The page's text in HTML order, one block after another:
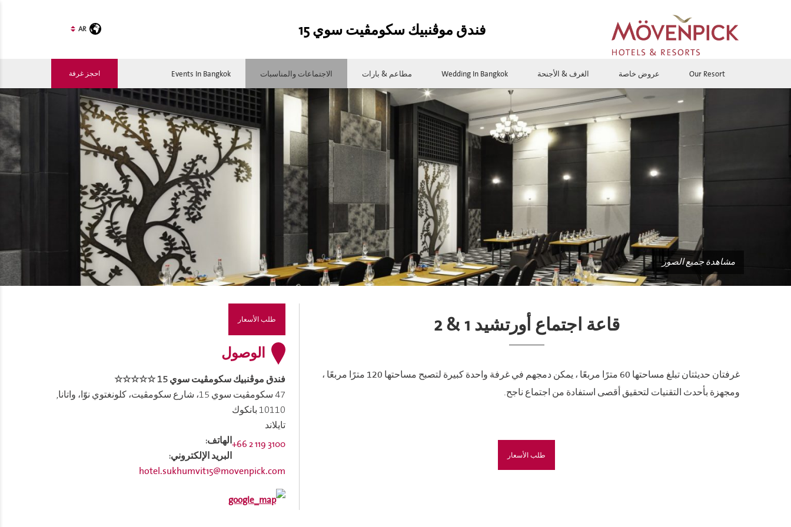
فندق موڨنبيك سكومڨيت سوي 15 AR
Our Resort عروض خاصة الغرف & الأجنحة Wedding In Bangkok مطاعم & بارات الاجتماعات والمناسبات Events In Bangkok احجز غرفة
مشاهدة جميع الصور
قاعة اجتماع أورتشيد 1 & 2
غرفتان حديثتان تبلغ مساحتها 60 مترًا مربعًا ، يمكن دمجهم في غرفة واحدة كبيرة لتصبح مساحتها 120 مترًا مربعًا ،
ومجهزة بأحدث التقنيات لتحقيق أقصى استفادة من اجتماع ناجح.
طلب الأسعار
طلب الأسعار
الوصول
فندق موڨنبيك سكومڨيت سوي 15 ☆☆☆☆☆
47 سكومڨيت سوي 15، شارع سكومڨيت، كلونغتوي نوّا، واتانا,
10110 بانكوك
تايلاند
الهاتف: +66 2 119 3100
البريد الإلكتروني:
hotel.sukhumvit15@movenpick.com